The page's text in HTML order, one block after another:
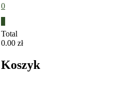
0
Total
0.00 zł
Koszyk